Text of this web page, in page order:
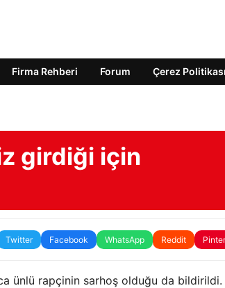
Firma Rehberi Forum Çerez Politikası
girdiği için
Twitter Facebook WhatsApp Reddit
ünlü rapçinin sarhoş olduğu da bildirildi.